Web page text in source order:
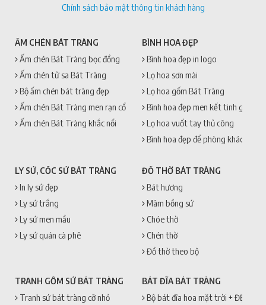
Chính sách bảo mật thông tin khách hàng
ẤM CHÉN BÁT TRÀNG
Ấm chén Bát Tràng bọc đồng
Ấm chén tử sa Bát Tràng
Bộ ấm chén bát tràng đẹp
Ấm chén Bát Tràng men rạn cổ
Ấm chén Bát Tràng khắc nổi
BÌNH HOA ĐẸP
Bình hoa đẹp in logo
Lọ hoa sơn mài
Lọ hoa gốm Bát Tràng
Bình hoa đẹp men kết tinh gốm
Lọ hoa vuốt tay thủ công
Bình hoa đẹp để phòng khách
LY SỨ, CỐC SỨ BÁT TRÀNG
In ly sứ đẹp
Ly sứ trắng
Ly sứ men mầu
Ly sứ quán cà phê
ĐỒ THỜ BÁT TRÀNG
Bát hương
Mâm bồng sứ
Chóe thờ
Chén thờ
Đồ thờ theo bộ
TRANH GỐM SỨ BÁT TRÀNG
Tranh sứ bát tràng cỡ nhỏ
BÁT ĐĨA BÁT TRÀNG
Bộ bát đĩa hoa mặt trời + ĐẸP +